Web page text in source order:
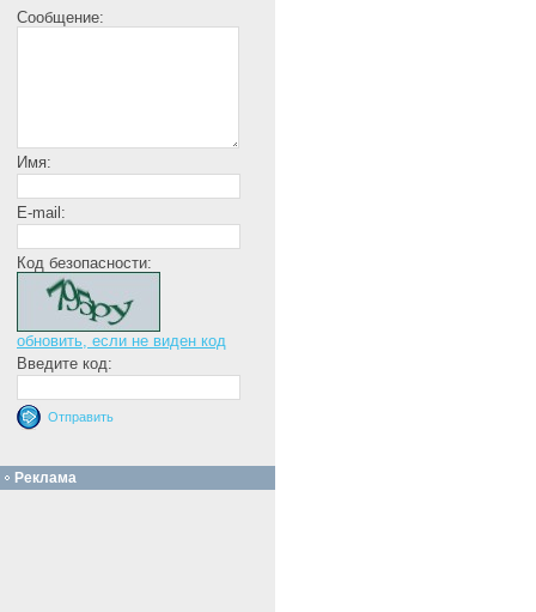
Сообщение:
Имя:
E-mail:
Код безопасности:
обновить, если не виден код
Введите код:
Реклама